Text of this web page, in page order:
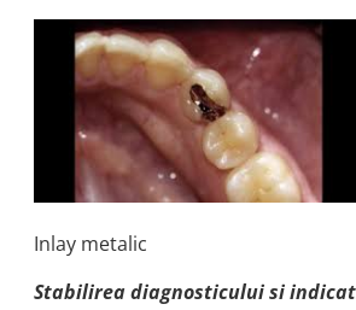
Inlay metalic
Stabilirea diagnosticului si